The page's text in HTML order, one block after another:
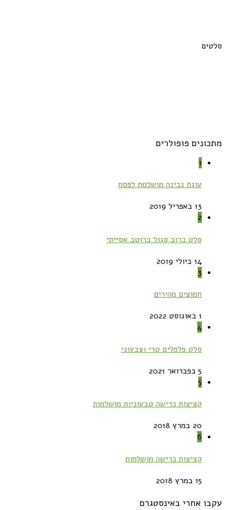
סלטים
מתכונים פופולרים
1
עוגת גבינה מושלמת לפסח
13 באפריל 2019
2
סלט כרוב סגול ברוטב אסייתי
14 ביולי 2019
3
חמוצים מהירים
1 באוגוסט 2022
4
סלט פלפלים טרי וצבעוני
5 בפברואר 2021
5
קציצות כרישה טבעוניות מושלמות
20 במרץ 2018
6
קציצות כרישה מושלמות
15 במרץ 2018
עקבו אחרי באינסטגרם